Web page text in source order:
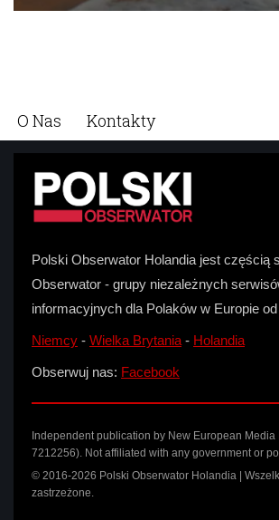
O Nas Kontakty
Polski Obserwator Holandia jest częścią
Obserwator - grupy niezależnych
informacyjnych dla Polaków w Europie
Niemcy - Wielka Brytania - Holandia
Obserwuj nas: Facebook
Independent publication by New European Media
7212256). Not affiliated with any government or
© 2016-2026 Polski Obserwator Holandia |
zastrzeżone.